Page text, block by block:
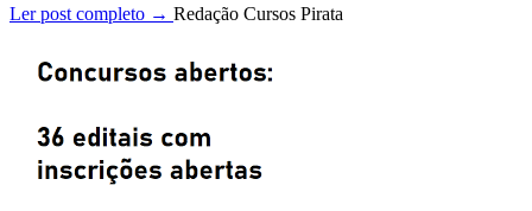
Ler post completo → Redação Cursos Pirata